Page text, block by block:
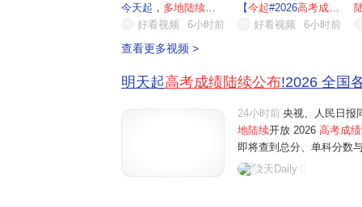
今天起， 多地陆续公
高...
好看视频 6小时前
【今起#2026高考成绩
陆续...
好看视频 6小时前
查看更多视频 >
明天起高考成绩陆续公布!2026 全国
24小时前 央视、人民日报
地陆续开放 2026 高考成绩
即将查到总分、单科分数
入口、出分后关键操作，
凌天Daily